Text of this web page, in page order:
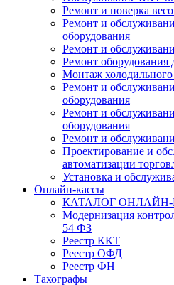
Ремонт и поверка
Ремонт и
оборудования
Ремонт и
Ремонт оборудования
Монтаж холодильного
Ремонт и
оборудования
Ремонт и
оборудования
Ремонт и
Проектирование и
автоматизации
Установка и
Онлайн-кассы
КАТАЛОГ
Модернизация
54 ФЗ
Реестр ККТ
Реестр ОФД
Реестр ФН
Тахографы